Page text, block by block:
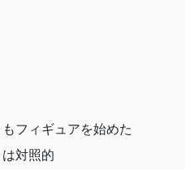
フィギュアを始めた
対照的